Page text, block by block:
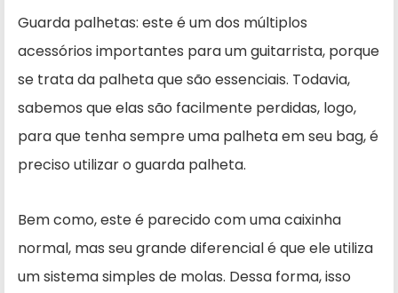
Guarda palhetas: este é um dos múltiplos
acessórios importantes para um guitarrista, porque
se trata da palheta que são essenciais. Todavia,
sabemos que elas são facilmente perdidas, logo,
para que tenha sempre uma palheta em seu bag, é
preciso utilizar o guarda palheta.
Bem como, este é parecido com uma caixinha
normal, mas seu grande diferencial é que ele utiliza
um sistema simples de molas. Dessa forma, isso